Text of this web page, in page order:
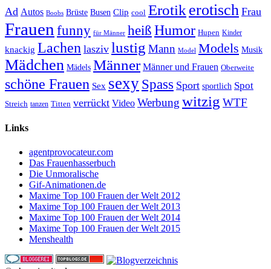
Ad Autos Boobs Brüste Busen Clip cool Erotik erotisch Frau
Frauen funny für Männer heiß Humor Hupen Kinder
knackig Lachen lasziv lustig Mann Model Models Musik
Mädchen Mädels Männer Männer und Frauen Oberweite
schöne Frauen Sex sexy Spass Sport sportlich Spot
Streich tanzen Titten verrückt Video Werbung witzig WTF
Links
agentprovocateur.com
Das Frauenhasserbuch
Die Unmoralische
Gif-Animationen.de
Maxime Top 100 Frauen der Welt 2012
Maxime Top 100 Frauen der Welt 2013
Maxime Top 100 Frauen der Welt 2014
Maxime Top 100 Frauen der Welt 2015
Menshealth